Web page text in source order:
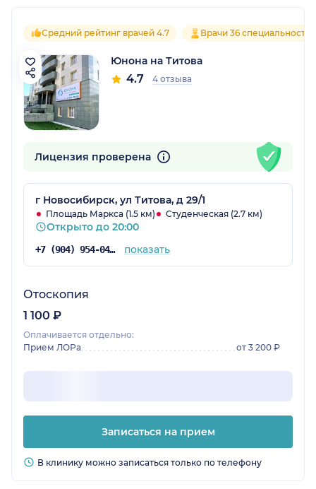
Средний рейтинг врачей 4.7 Врачи 36 специальностей
Юнона на Титова
4.7 4 отзыва
Лицензия проверена
г Новосибирск, ул Титова, д 29/1
Площадь Маркса (1.5 км) Студенческая (2.7 км)
Открыто до 20:00
+7 (904) 954-04-89 показать
Отоскопия
1 100 ₽
Оплачивается отдельно:
Прием ЛОРа
от 3 200 ₽
Записаться на прием
В клинику можно записаться только по телефону